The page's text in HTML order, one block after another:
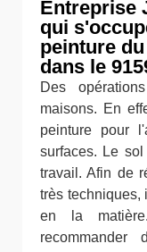
Entreprise
qui
peinture
dans le
Des
maisons. En
peinture pour
surfaces. Le
travail. Afin de
très techniques,
en la